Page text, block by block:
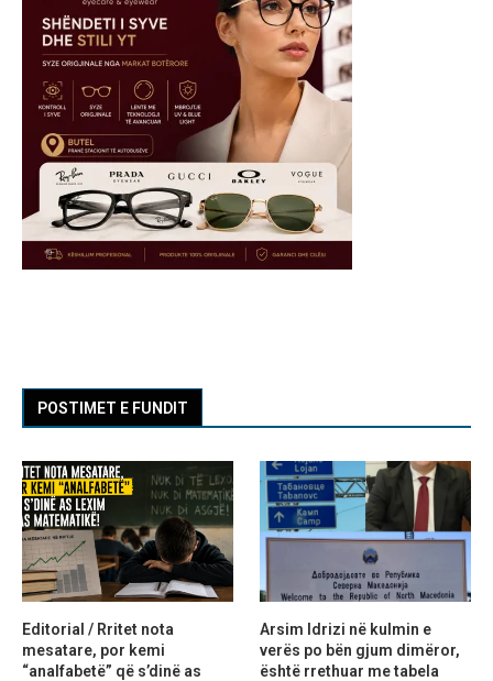
POSTIMET E FUNDIT
Editorial / Rritet nota
mesatare, por kemi
“analfabetë” që s’dinë as
Arsim Idrizi në kulmin e
verës po bën gjum dimëror,
është rrethuar me tabela